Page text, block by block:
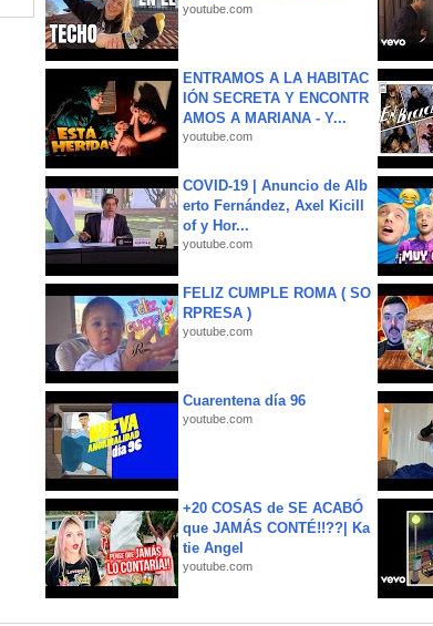
youtube.com
ENTRAMOS A LA HABITAC
IÓN SECRETA Y ENCONTR
AMOS A MARIANA - Y...
youtube.com
COVID-19 | Anuncio de Alb
erto Fernández, Axel Kicill
of y Hor...
youtube.com
FELIZ CUMPLE ROMA ( SO
RPRESA )
youtube.com
Cuarentena día 96
youtube.com
+20 COSAS de SE ACABÓ
que JAMÁS CONTÉ!!??| Ka
tie Angel
youtube.com